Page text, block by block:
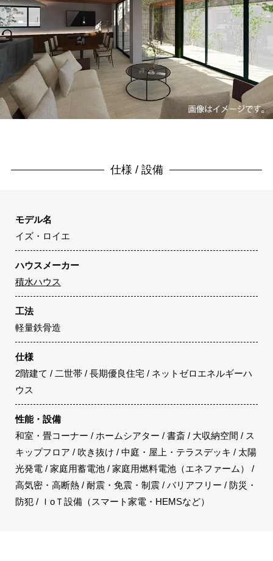
仕様 / 設備
モデル名
イズ・ロイエ
ハウスメーカー
積水ハウス
工法
軽量鉄骨造
仕様
2階建て / 二世帯 / 長期優良住宅 / ネットゼロエネルギーハ
ウス
性能・設備
和室・畳コーナー / ホームシアター / 書斎 / 大収納空間 / ス
キップフロア / 吹き抜け / 中庭・屋上・テラスデッキ / 太陽
光発電 / 家庭用蓄電池 / 家庭用燃料電池（エネファーム） /
高気密・高断熱 / 耐震・免震・制震 / バリアフリー / 防災・
防犯 / ＩoＴ設備（スマート家電・HEMSなど）